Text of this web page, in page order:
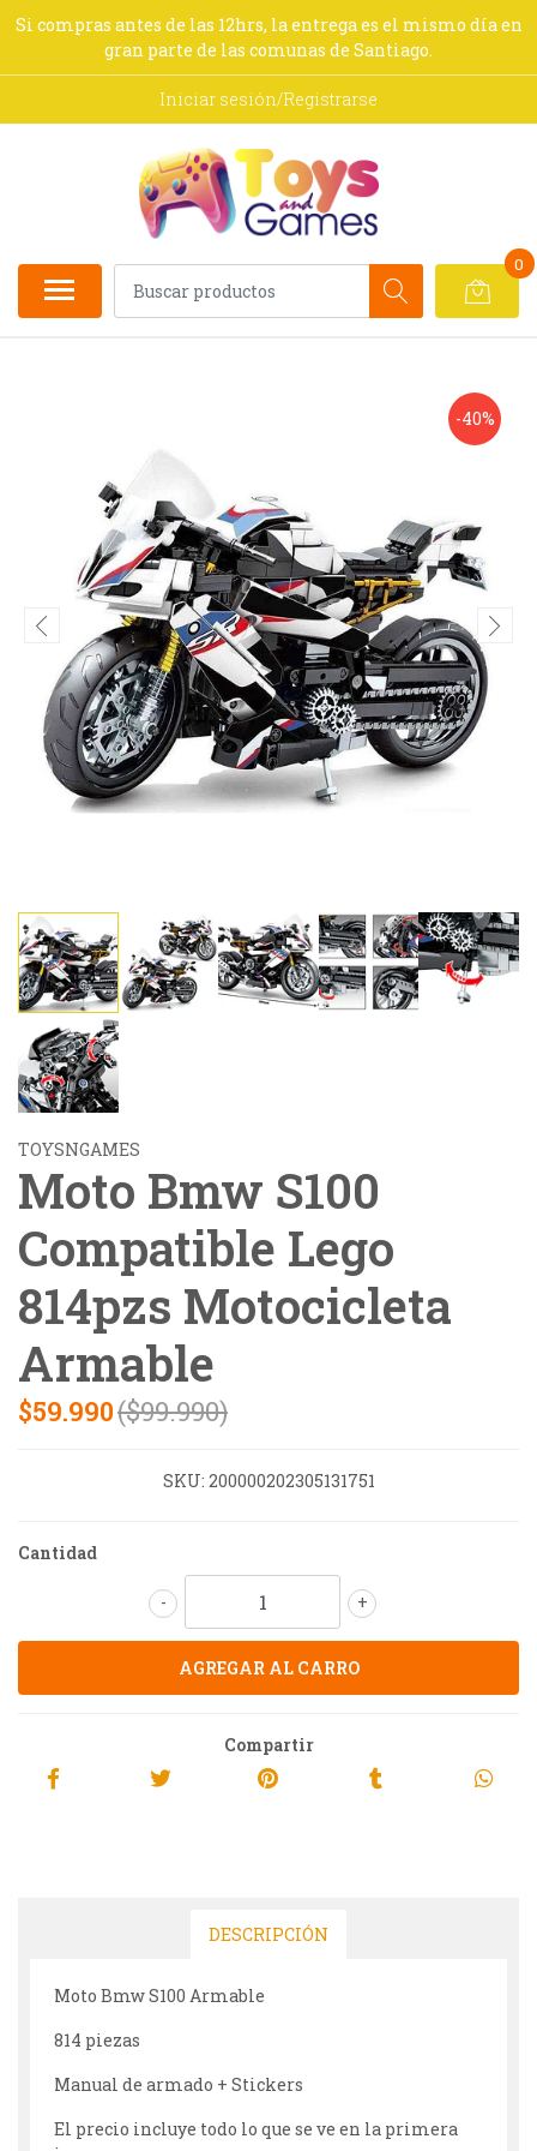
Si compras antes de las 12hrs, la entrega es el mismo día en
gran parte de las comunas de Santiago.
Iniciar sesión/Registrarse
0
-40%
TOYSNGAMES
Moto Bmw S100
Compatible Lego
814pzs Motocicleta
Armable
$59.990($99.990)
SKU: 200000202305131751
Cantidad
+
-
Compartir
DESCRIPCIÓN
Moto Bmw S100 Armable
814 piezas
Manual de armado + Stickers
El precio incluye todo lo que se ve en la primera